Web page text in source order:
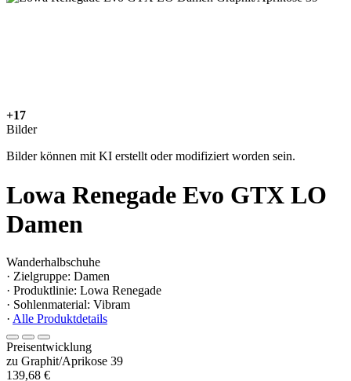
+17
Bilder
Bilder können mit KI erstellt oder modifiziert worden sein.
Lowa Renegade Evo GTX LO
Damen
Wanderhalbschuhe
· Zielgruppe: Damen
· Produktlinie: Lowa Renegade
· Sohlenmaterial: Vibram
· Alle Produktdetails
Preisentwicklung
zu Graphit/Aprikose 39
139,68 €